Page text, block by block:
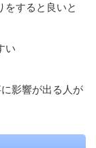
をすると良いと
い
影響が出る人が